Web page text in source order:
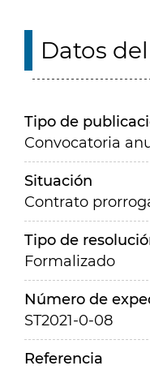
Datos
Tipo de
Convocatoria
Situación
Contrato
Tipo de
Formalizado
Número de
ST2021-0-08
Referencia